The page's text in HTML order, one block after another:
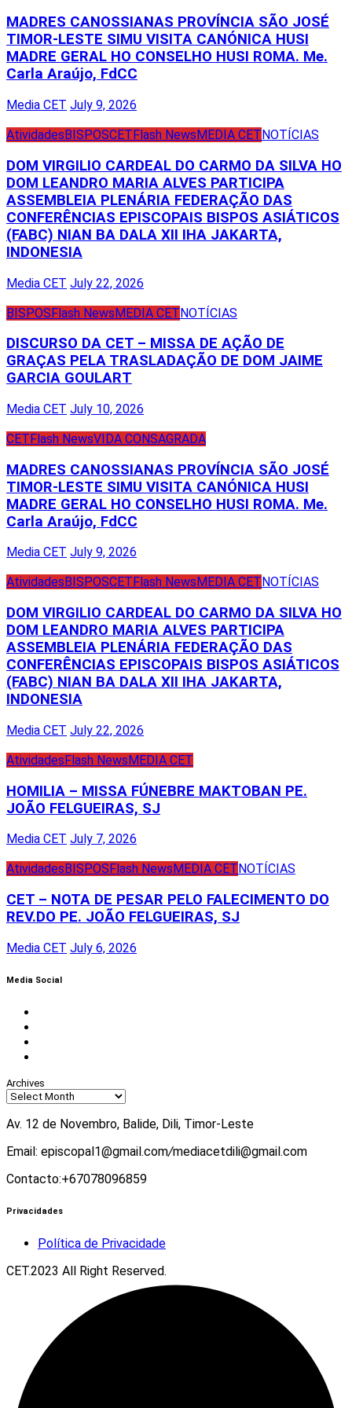
MADRES CANOSSIANAS PROVÍNCIA SÃO JOSÉ
TIMOR-LESTE SIMU VISITA CANÓNICA HUSI
MADRE GERAL HO CONSELHO HUSI ROMA. Me.
Carla Araújo, FdCC
Media CET July 9, 2026
AtividadesBISPOSCETFlash NewsMEDIA CETNOTÍCIAS
DOM VIRGILIO CARDEAL DO CARMO DA SILVA HO
DOM LEANDRO MARIA ALVES PARTICIPA
ASSEMBLEIA PLENÁRIA FEDERAÇÃO DAS
CONFERÊNCIAS EPISCOPAIS BISPOS ASIÁTICOS
(FABC) NIAN BA DALA XII IHA JAKARTA,
INDONESIA
Media CET July 22, 2026
BISPOSFlash NewsMEDIA CETNOTÍCIAS
DISCURSO DA CET – MISSA DE AÇÃO DE
GRAÇAS PELA TRASLADAÇÃO DE DOM JAIME
GARCIA GOULART
Media CET July 10, 2026
CETFlash NewsVIDA CONSAGRADA
MADRES CANOSSIANAS PROVÍNCIA SÃO JOSÉ
TIMOR-LESTE SIMU VISITA CANÓNICA HUSI
MADRE GERAL HO CONSELHO HUSI ROMA. Me.
Carla Araújo, FdCC
Media CET July 9, 2026
Atividades BISPOSCET Flash News MEDIA CET NOTÍCIAS
DOM VIRGILIO CARDEAL DO CARMO DA SILVA HO
DOM LEANDRO MARIA ALVES PARTICIPA
ASSEMBLEIA PLENÁRIA FEDERAÇÃO DAS
CONFERÊNCIAS EPISCOPAIS BISPOS ASIÁTICOS
(FABC) NIAN BA DALA XII IHA JAKARTA,
INDONESIA
Media CET July 22, 2026
AtividadesFlash NewsMEDIA CET
HOMILIA – MISSA FÚNEBRE MAKTOBAN PE.
JOÃO FELGUEIRAS, SJ
Media CET July 7, 2026
Atividades BISPOS Flash News MEDIA CET NOTÍCIAS
CET – NOTA DE PESAR PELO FALECIMENTO DO
REV.DO PE. JOÃO FELGUEIRAS, SJ
Media CET July 6, 2026
Media Social
Archives
Av. 12 de Novembro, Balide, Dili, Timor-Leste
Email: episcopal1@gmail.com/mediacetdili@gmail.com
Contacto:+67078096859
Privacidades
Política de Privacidade
CET.2023 All Right Reserved.